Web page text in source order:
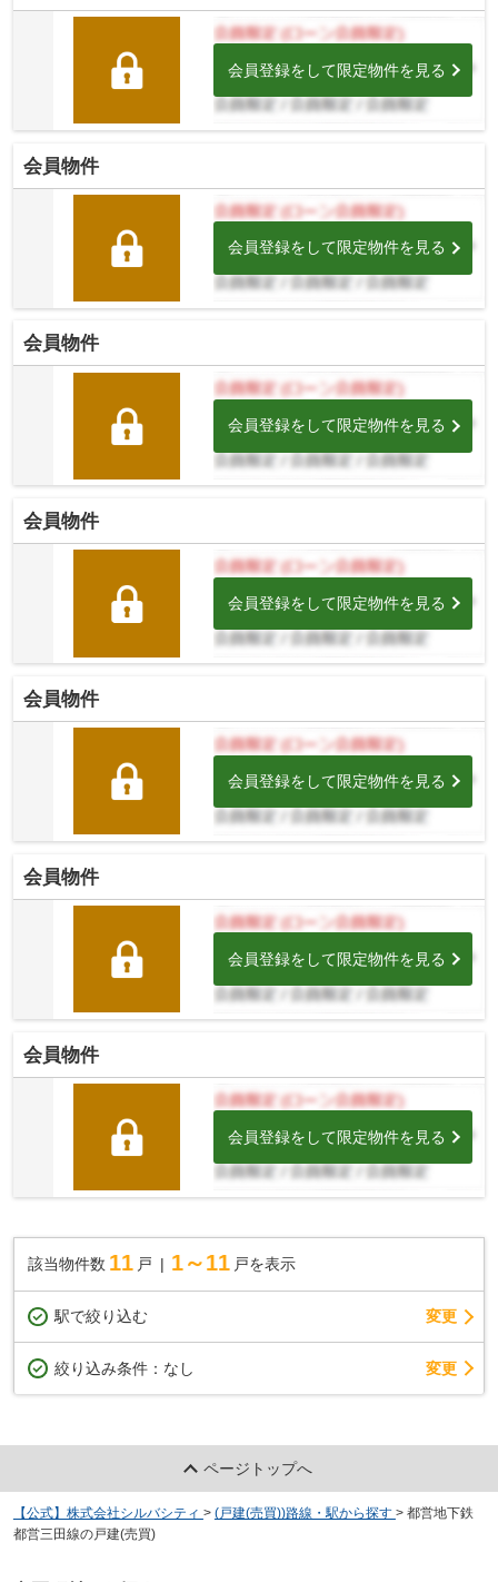
会員登録をして限定物件を見る
会員物件
会員登録をして限定物件を見る
会員物件
会員登録をして限定物件を見る
会員物件
会員登録をして限定物件を見る
会員物件
会員登録をして限定物件を見る
会員物件
会員登録をして限定物件を見る
会員物件
会員登録をして限定物件を見る
該当物件数 11 戸 1～11 戸を表示
駅で絞り込む 変更
絞り込み条件： なし 変更
ページトップへ
【公式】株式会社シルバシティ > (戸建(売買))路線・駅から探す > 都営地下鉄
都営三田線の戸建(売買)